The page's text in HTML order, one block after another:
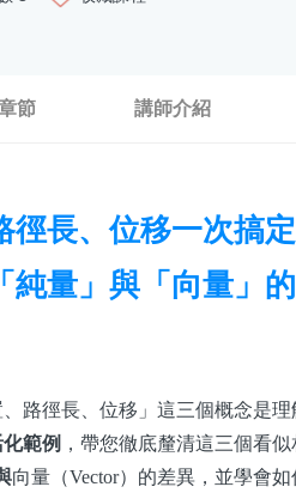
節 講師介紹
長、位移一次搞定
純量」與「向量」
路徑長、位移」這三個概念是理
範例 ，帶您徹底釐清這三個看
向量（Vector）的差異，並學會